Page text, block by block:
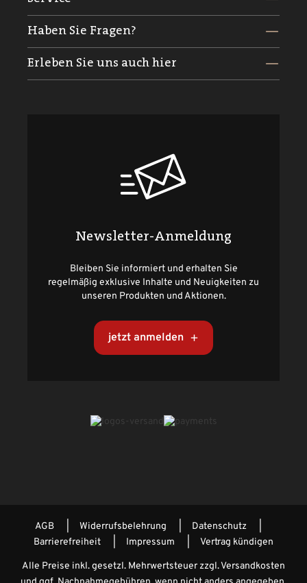
Haben Sie Fragen?
Erleben Sie uns auch hier
Newsletter-Anmeldung
Bleiben Sie informiert und erhalten Sie
regelmäßig exklusive Inhalte und Neuigkeiten zu
unseren Produkten und Aktionen.
jetzt anmelden
AGB Widerrufsbelehrung
Datenschutz
Barrierefreiheit
Impressum Vertrag kündigen
Alle Preise inkl. gesetzl. Mehrwertsteuer zzgl.Versandkosten